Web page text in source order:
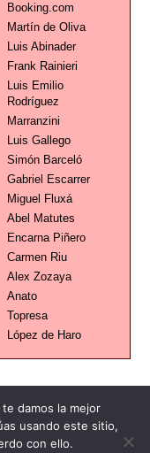
Booking.com
Martín de Oliva
Luis Abinader
Frank Rainieri
Luis Emilio
Rodríguez
Marranzini
Luis Gallego
Simón Barceló
Gabriel Escarrer
Miguel Fluxá
Abel Matutes
Encarna Piñero
Carmen Riu
Alex Zozaya
Anato
Topresa
López de Haro
damos la mejor
usando este sitio,
con ello.
Contacto